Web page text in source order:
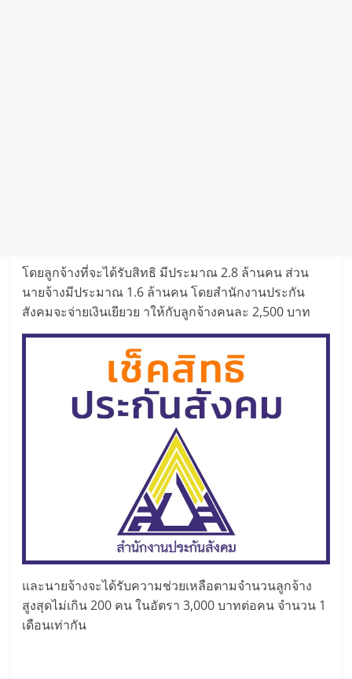
โดยลูกจ้างที่จะได้รับสิทธิ มีประมาณ 2.8 ล้านคน ส่วน
นายจ้างมีประมาณ 1.6 ล้านคน โดยสำนักงานประกัน
สังคมจะจ่ายเงินเยียวย าให้กับลูกจ้างคนละ 2,500 บาท
และนายจ้างจะได้รับความช่วยเหลือตามจำนวนลูกจ้าง
สูงสุดไม่เกิน 200 คน ในอัตรา 3,000 บาทต่อคน จำนวน 1
เดือนเท่ากัน